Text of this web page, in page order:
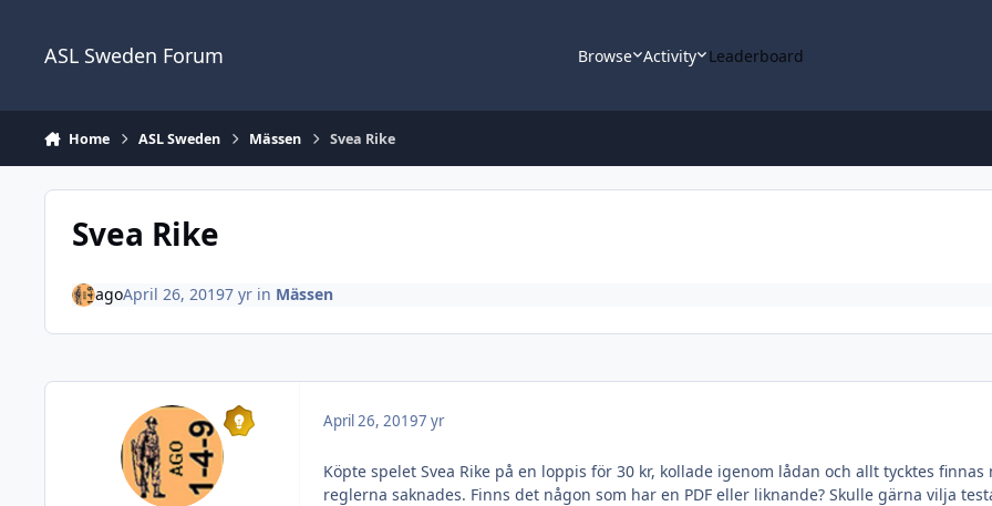
ASL Sweden Forum Browse Activity Leaderboard
Home ASL Sweden Mässen Svea Rike
Svea Rike
agoApril 26, 20197 yrin Mässen
April 26, 20197 yr
Köpte spelet Svea Rike på en loppis för 30 kr, kollade igenom lådan och allt tycktes
reglerna saknades. Finns det någon som har en PDF eller liknande? Skulle gärna vilja